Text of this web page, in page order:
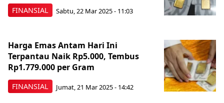
FINANSIAL Sabtu, 22 Mar 2025 - 11:03
FINANSIAL
Harga Emas Antam Hari Ini
Terpantau Naik Rp5.000, Tembus
Rp1.779.000 per Gram
Jumat, 21 Mar 2025 - 14:42